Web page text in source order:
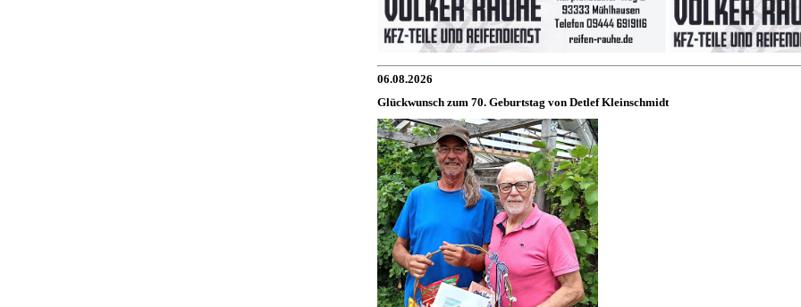
06.08.2026
Glückwunsch zum 70. Geburtstag von Detlef Kleinschmidt